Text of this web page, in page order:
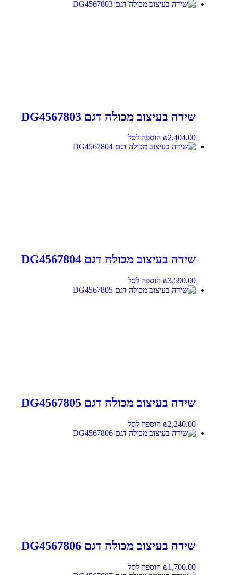
שידה בעיצוב מכולה דגם DG4567803
₪2,404.00 הוספה לסל
שידה בעיצוב מכולה דגם DG4567804
₪3,590.00 הוספה לסל
שידה בעיצוב מכולה דגם DG4567805
₪2,240.00 הוספה לסל
שידה בעיצוב מכולה דגם DG4567806
₪ 1,700.00 הוספה לסל